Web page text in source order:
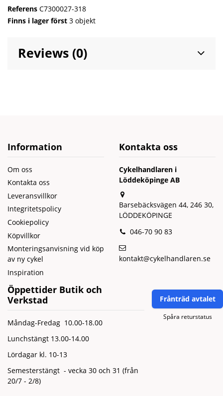
Referens C7300027-318
Finns i lager först 3 objekt
Reviews (0)
Information
Om oss
Kontakta oss
Leveransvillkor
Integritetspolicy
Cookiepolicy
Köpvillkor
Monteringsanvisning vid köp
av ny cykel
Inspiration
Kontakta oss
Cykelhandlaren i
Löddeköpinge AB
Barsebäcksvägen 44, 246 30,
LÖDDEKÖPINGE
046-70 90 83
kontakt@cykelhandlaren.se
Öppettider Butik och
Verkstad
Måndag-Fredag 10.00-18.00
Lunchstängt 13.00-14.00
Lördagar kl. 10-13
Semesterstängt - vecka 30 och 31 (från
20/7 - 2/8)
Frånträd avtalet
Spåra returstatus